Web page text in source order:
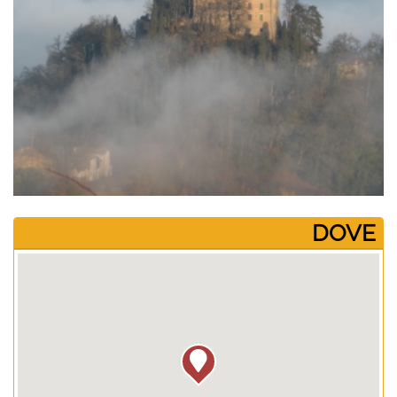
­DOVE